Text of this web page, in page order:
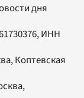
дня
ИНН
Коптевская
,